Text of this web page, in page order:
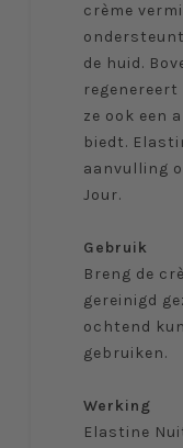
crème
de huid.
ze ook een
biedt.
aanvulling
Jour.
Gebruik
Breng de
gereinigd
ochtend
gebruiken.
Werking
Elastine